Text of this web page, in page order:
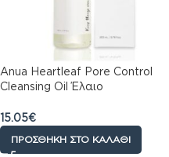
Anua Heartleaf Pore Control
Cleansing Oil Έλαιο
15.05€
ΠΡΟΣΘΉΚΗ ΣΤΟ ΚΑΛΆΘΙ